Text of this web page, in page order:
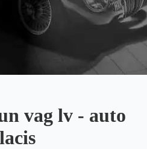
vag lv - auto